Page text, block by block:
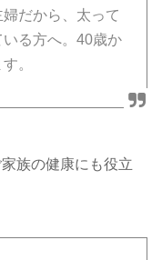
だから、太って
る方へ。40歳か
。
族の健康にも役立